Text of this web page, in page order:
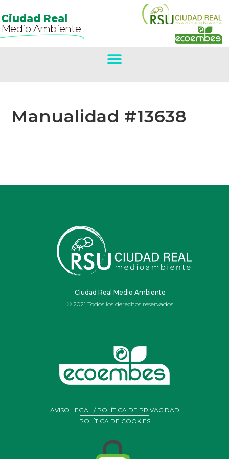
Ciudad Real
Medio Ambiente
Manualidad #13638
Ciudad Real Medio Ambiente
© 2021 Todos los derechos reservados
AVISO LEGAL / POLÍTICA DE PRIVACIDAD
POLÍTICA DE COOKIES
Primer Premio
Belenes.
IES OJOS DEL
GUADIANA
Portal de Belén realizado por alumnos y profesores de
del Ies Ojos del Guadiana de Daimiel con residuos y